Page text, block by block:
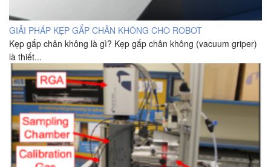
GIẢI PHÁP KẸP GẮP CHÂN KHÔNG CHO ROBOT
Kẹp gắp chân không là gì? Kẹp gắp chân không (vacuum griper)
là thiết...